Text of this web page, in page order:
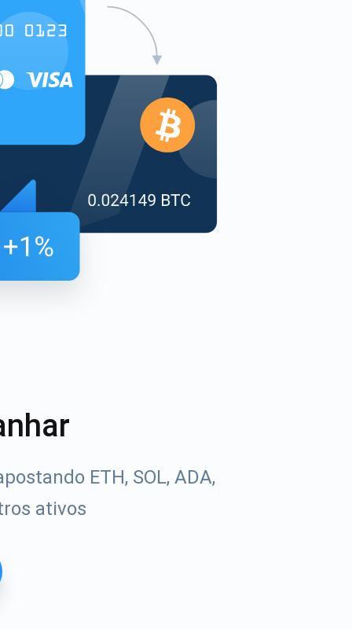
ETH, SOL, ADA,
ativos
de